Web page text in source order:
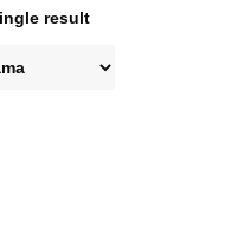
result